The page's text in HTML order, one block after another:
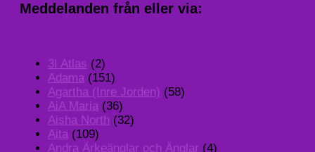
Meddelanden från eller via:
3I Atlas (2)
Adama (151)
Agartha (Inre Jorden) (58)
AiA Maria (36)
Aisha North (32)
Aita (109)
Andra Ärkeänglar och Änglar (4)